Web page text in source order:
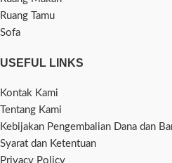
Ruang Tamu
Sofa
USEFUL LINKS
Kontak Kami
Tentang Kami
Kebijakan Pengembalian Dana dan
Syarat dan Ketentuan
Privacy Policy